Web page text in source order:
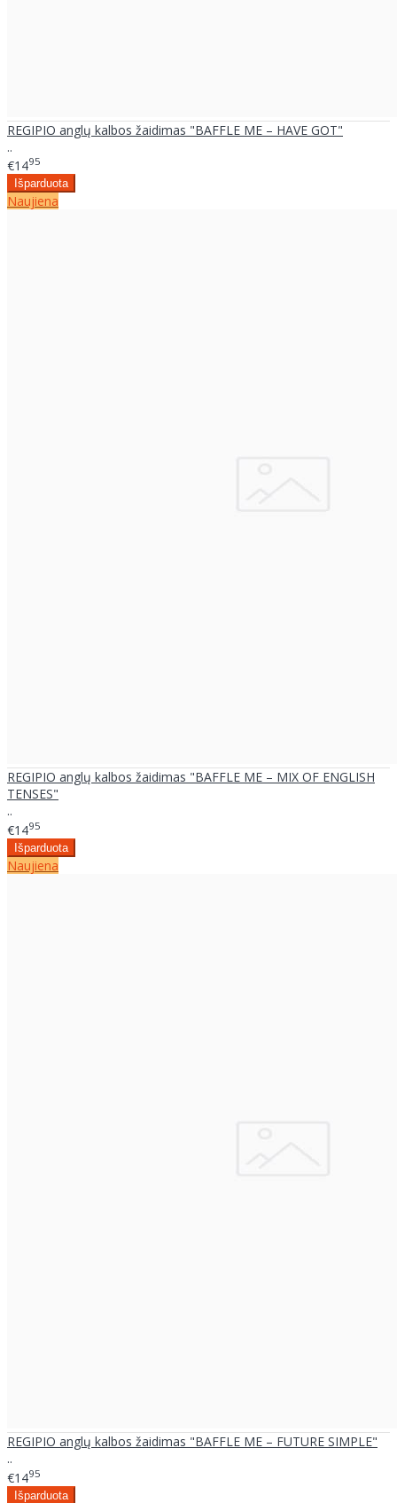
REGIPIO anglų kalbos žaidimas "BAFFLE ME – HAVE GOT"
..
€1495
Naujiena
REGIPIO anglų kalbos žaidimas "BAFFLE ME – MIX OF ENGLISH
TENSES"
..
€1495
Naujiena
REGIPIO anglų kalbos žaidimas "BAFFLE ME – FUTURE SIMPLE"
..
€1495